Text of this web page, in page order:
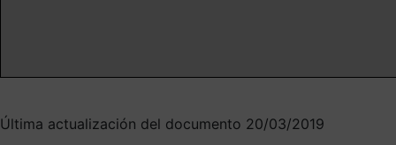
Última actualización del documento 20/03/2019